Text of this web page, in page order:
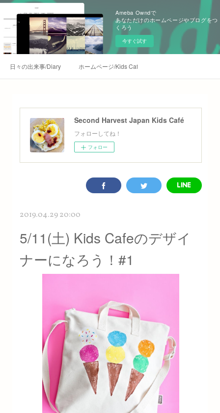
Ameba Owndで
あなただけのホームページやブログをつ
くろう
今すぐ試す
日々の出来事/Diary ホームページ/Kids Café Homepage
Second Harvest Japan Kids Café
フォローしてね！
フォロー
2019.04.29 20:00
5/11(土) Kids Cafeのデザイ
ナーになろう！#1